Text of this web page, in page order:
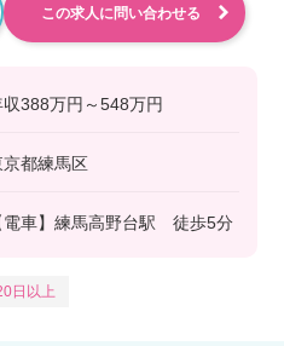
この求人に問い合わせる
収388万円～548万円
京都練馬区
電車】練馬高野台駅 徒歩5分
日以上